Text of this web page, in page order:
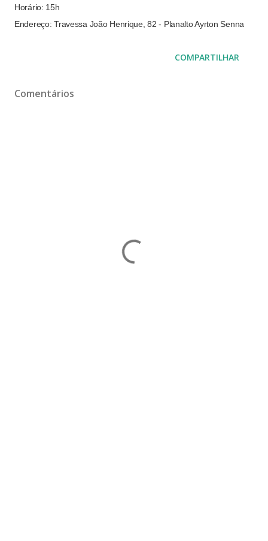
Horário: 15h
Endereço: Travessa João Henrique, 82 - Planalto Ayrton Senna
COMPARTILHAR
Comentários